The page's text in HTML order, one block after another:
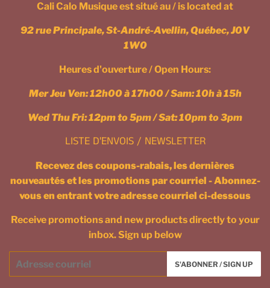
Cali Calo Musique est situé au / is located at
92 rue Principale, St-André-Avellin, Québec, J0V
1W0
Heures d'ouverture / Open Hours:
Mer Jeu Ven: 12h00 à 17h00 / Sam: 10h à 15h
Wed Thu Fri: 12pm to 5pm / Sat: 10pm to 3pm
LISTE D'ENVOIS / NEWSLETTER
Recevez des coupons-rabais, les dernières
nouveautés et les promotions par courriel - Abonnez-
vous en entrant votre adresse courriel ci-dessous
Receive promotions and new products directly to your
inbox. Sign up below
S'ABONNER / SIGN UP